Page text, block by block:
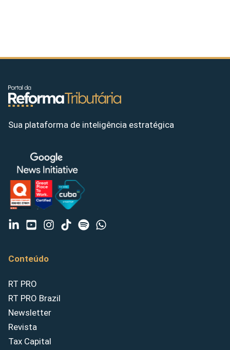
Sua plataforma de inteligência estratégica
Conteúdo
RT PRO
RT PRO Brazil
Newsletter
Revista
Tax Capital